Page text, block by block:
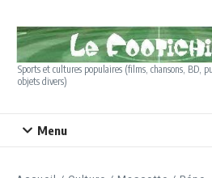
Sports et cultures populaires (films, chansons, BD,
objets divers)
Menu